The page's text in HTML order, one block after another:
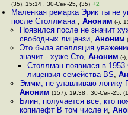
(35), 15:14 , 30-Сен-25, (35) +2
Маленкая ремарка Эрик ты не
после Столлмана ,Аноним (-),
Появился после не значит
свободных лицензи, Аноним
Это была апелляция
значит - хуже Сто, Аноним (-
Столлман появился в
лицензия семейства BS,
Эммм, не улавливаю логику
Аноним (157), 19:38 , 30-Сен-25,
Блин, получается все, кто
копилефт В том числе и,